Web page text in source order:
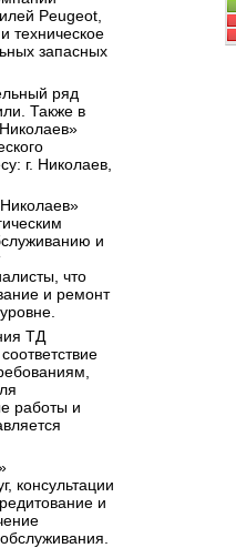
Peugeot,
техническое
запасных
ряд
Также в
г. Николаев,
и
что
и ремонт
ТД
работы и
консультации
и